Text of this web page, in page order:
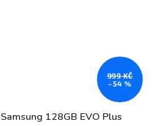
999 KČ
–54 %
128GB EVO Plus